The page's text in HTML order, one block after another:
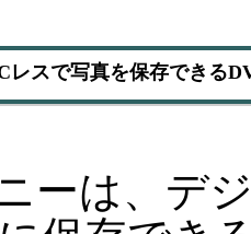
レスで写真を保存できる
ーは、デ